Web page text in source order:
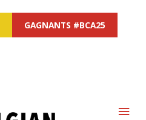
GAGNANTS #BCA25